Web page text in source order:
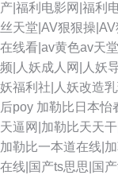
产|福利电影网|福利
丝天堂|AV狠狠操
在线看|av黄色av天
频|人妖成人网|人妖
妖福利社|人妖改造
后poy 加勒比日本怡
天逼网|加勒比天天
加勒比一本道在线|
在线|国产ts思思|国